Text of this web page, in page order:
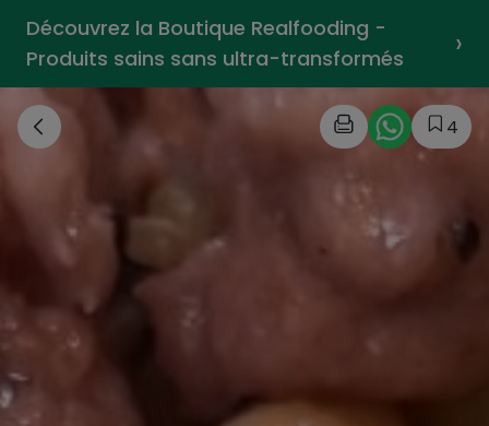
Découvrez la Boutique Realfooding -
Produits sains sans ultra-transformés
›
4